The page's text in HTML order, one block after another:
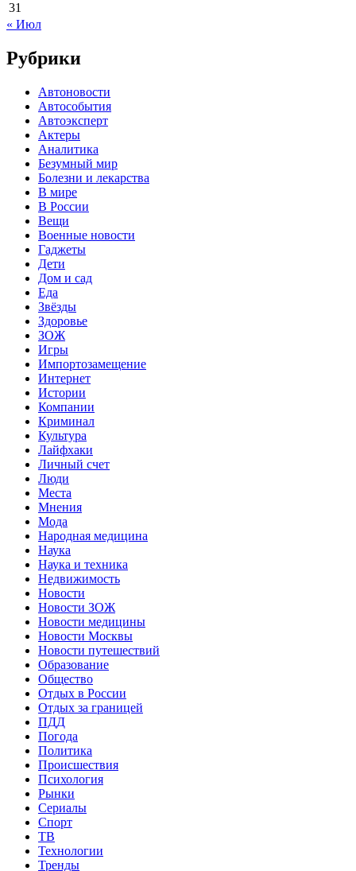
31
« Июл
Рубрики
Автоновости
Автособытия
Автоэксперт
Актеры
Аналитика
Безумный мир
Болезни и лекарства
В мире
В России
Вещи
Военные новости
Гаджеты
Дети
Дом и сад
Еда
Звёзды
Здоровье
ЗОЖ
Игры
Импортозамещение
Интернет
Истории
Компании
Криминал
Культура
Лайфхаки
Личный счет
Люди
Места
Мнения
Мода
Народная медицина
Наука
Наука и техника
Недвижимость
Новости
Новости ЗОЖ
Новости медицины
Новости Москвы
Новости путешествий
Образование
Общество
Отдых в России
Отдых за границей
ПДД
Погода
Политика
Происшествия
Психология
Рынки
Сериалы
Спорт
ТВ
Технологии
Тренды